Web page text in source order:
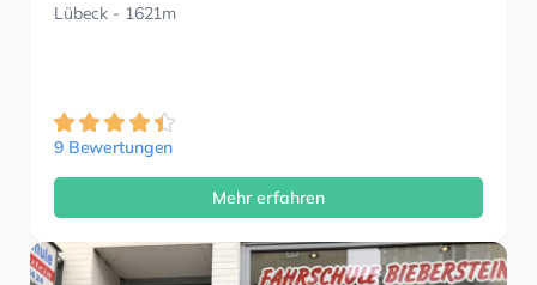
Lübeck - 1621m
9 Bewertungen
Mehr erfahren